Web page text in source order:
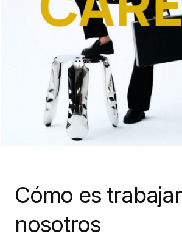
Cómo es
nosotros